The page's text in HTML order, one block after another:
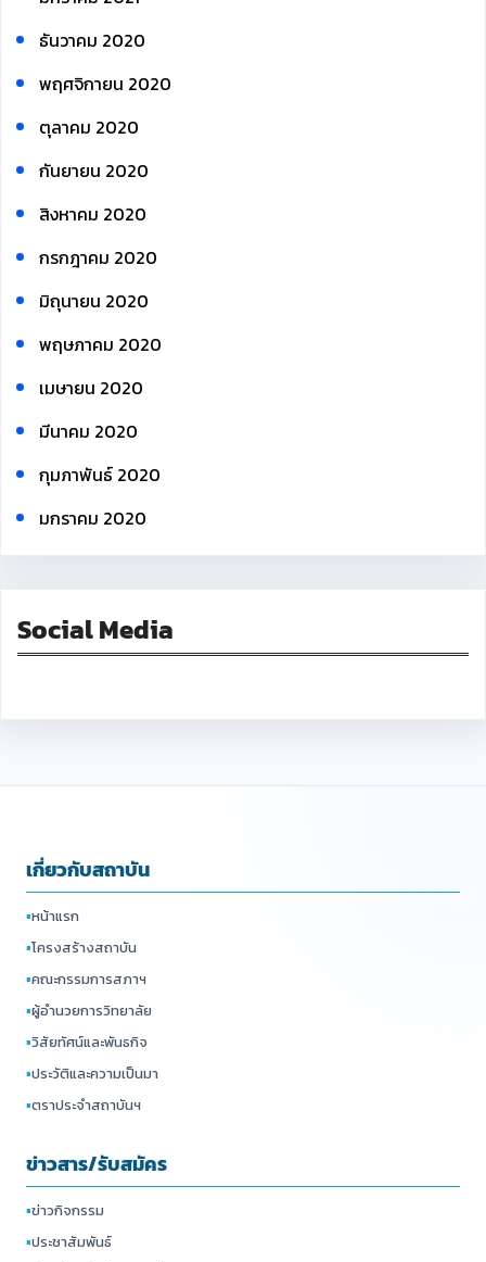
ธันวาคม 2020
พฤศจิกายน 2020
ตุลาคม 2020
กันยายน 2020
สิงหาคม 2020
กรกฎาคม 2020
มิถุนายน 2020
พฤษภาคม 2020
เมษายน 2020
มีนาคม 2020
กุมภาพันธ์ 2020
มกราคม 2020
Social Media
เกี่ยวกับสถาบัน
▪หน้าแรก
▪โครงสร้างสถาบัน
▪คณะกรรมการสภาฯ
▪ผู้อำนวยการวิทยาลัย
▪วิสัยทัศน์และพันธกิจ
▪ประวัติและความเป็นมา
▪ตราประจำสถาบันฯ
ข่าวสาร/รับสมัคร
▪ข่าวกิจกรรม
▪ประชาสัมพันธ์